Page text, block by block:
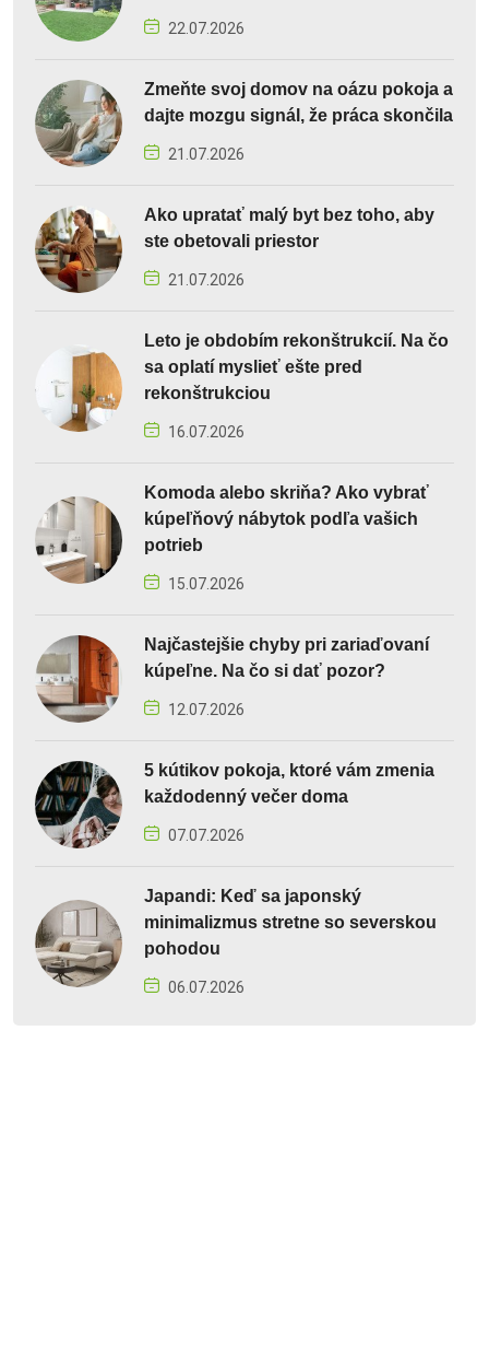
22.07.2026
Zmeňte svoj domov na oázu pokoja a
dajte mozgu signál, že práca skončila
21.07.2026
Ako upratať malý byt bez toho, aby
ste obetovali priestor
21.07.2026
Leto je obdobím rekonštrukcií. Na čo
sa oplatí myslieť ešte pred
rekonštrukciou
16.07.2026
Komoda alebo skriňa? Ako vybrať
kúpeľňový nábytok podľa vašich
potrieb
15.07.2026
Najčastejšie chyby pri zariaďovaní
kúpeľne. Na čo si dať pozor?
12.07.2026
5 kútikov pokoja, ktoré vám zmenia
každodenný večer doma
07.07.2026
Japandi: Keď sa japonský
minimalizmus stretne so severskou
pohodou
06.07.2026